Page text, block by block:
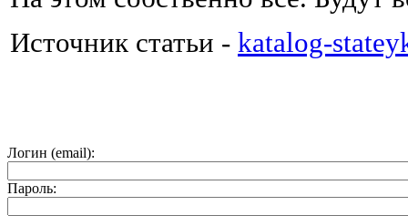
Источник статьи - katalog-
Логин (email):
Пароль: